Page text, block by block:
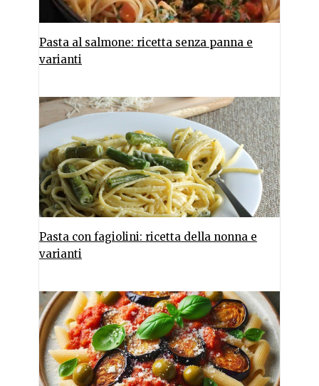
Pasta al salmone: ricetta senza panna e
varianti
Pasta con fagiolini: ricetta della nonna e
varianti